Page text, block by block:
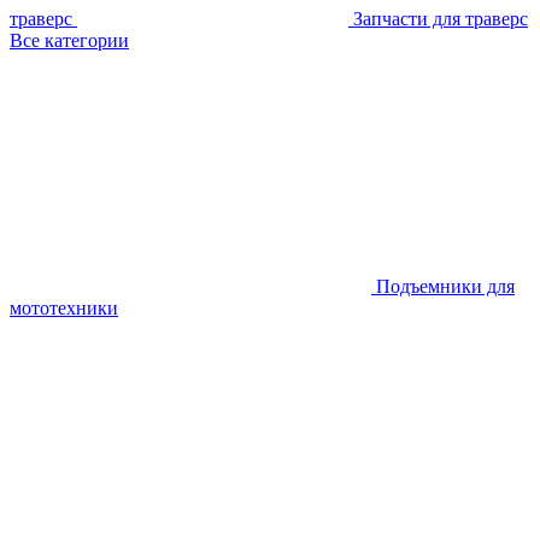
траверс
Запчасти для траверс
Все категории
Подъемники для
мототехники